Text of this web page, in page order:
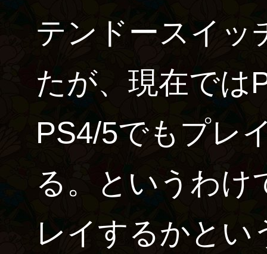
テンドースイッ
たが、現在では
PS4/5でもプレ
る。というわけ
レイするかとい